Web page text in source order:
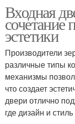
Входная
сочетание
эстетики
Производители
различные типы
механизмы
что создает
двери отлично
где дизайн и